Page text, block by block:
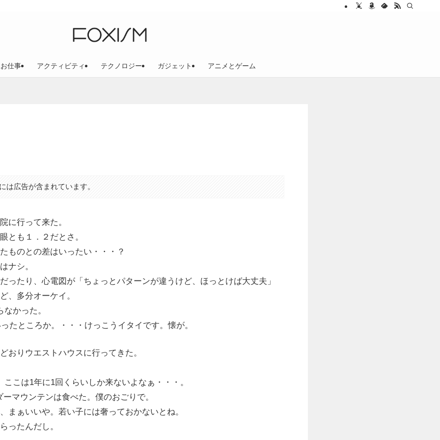
お仕事 アクティビティ テクノロジー ガジェット アニメとゲーム
は広告が含まれています。
行って来た。
とも１．２だとさ。
ものとの差はいったい・・・？
ナシ。
ったり、心電図が「ちょっとパターンが違うけど、ほっとけば大丈夫」
、多分オーケイ。
かった。
たところか。・・・けっこうイタイです。懐が。
りウエストハウスに行ってきた。
こは1年に1回くらいしか来ないよなぁ・・・。
マウンテンは食べた。僕のおごりで。
まぁいいや。若い子には奢っておかないとね。
ったんだし。